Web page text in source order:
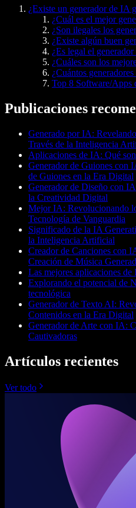
¿Existe un generador de IA
¿Cuál es el mejor
¿Son ilegales los
¿Existe algún buen
¿Es legal el
¿Cuáles son los
¿Cuántos
Top 8 Software/Apps
Publicaciones
Generado por IA:
Través de la Inteligencia
Aplicaciones de IA: Qué
Generador de Guiones con
de Guiones en la Era Digital
Generador de Diseño con
la Creatividad Digital
Mejor IA: Revolucionando
Tecnología de Vanguardia
Significado de la IA
la Inteligencia Artificial
Creador de Canciones con
Creación de Música
Las mejores aplicaciones
Explorando el potencial de
tecnológica
Generador de Texto AI:
Contenidos en la Era Digital
Generador de Arte con IA:
Cautivadoras
Artículos recientes
Ver todo